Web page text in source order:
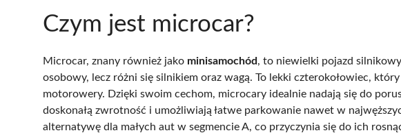
Czym jest microcar?
Microcar, znany również jako minisamochód, to niewielki pojazd
osobowy, lecz różni się silnikiem oraz wagą. To lekki czterokołowiec,
motorowery. Dzięki swoim cechom, microcary idealnie nadają się do
doskonałą zwrotność i umożliwiają łatwe parkowanie nawet w
alternatywę dla małych aut w segmencie A, co przyczynia się do ich